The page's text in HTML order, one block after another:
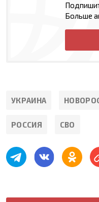
Больше
УКРАИНА
РОССИЯ СВО